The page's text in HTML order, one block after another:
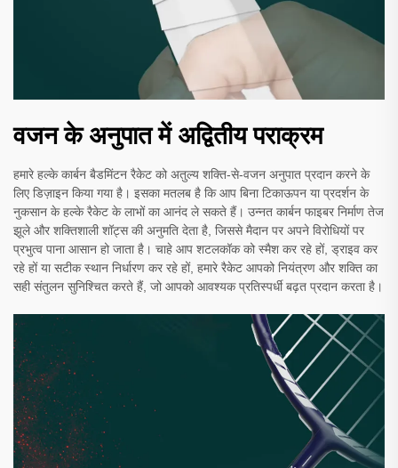
वजन के अनुपात में अद्वितीय पराक्रम
हमारे हल्के कार्बन बैडमिंटन रैकेट को अतुल्य शक्ति-से-वजन अनुपात प्रदान करने के
लिए डिज़ाइन किया गया है। इसका मतलब है कि आप बिना टिकाऊपन या प्रदर्शन के
नुकसान के हल्के रैकेट के लाभों का आनंद ले सकते हैं। उन्नत कार्बन फाइबर निर्माण तेज
झूले और शक्तिशाली शॉट्स की अनुमति देता है, जिससे मैदान पर अपने विरोधियों पर
प्रभुत्व पाना आसान हो जाता है। चाहे आप शटलकॉक को स्मैश कर रहे हों, ड्राइव कर
रहे हों या सटीक स्थान निर्धारण कर रहे हों, हमारे रैकेट आपको नियंत्रण और शक्ति का
सही संतुलन सुनिश्चित करते हैं, जो आपको आवश्यक प्रतिस्पर्धी बढ़त प्रदान करता है।